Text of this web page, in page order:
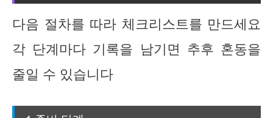
다음 절차를 따라 체크리스트를 만드세요
각 단계마다 기록을 남기면 추후 혼동을
줄일 수 있습니다